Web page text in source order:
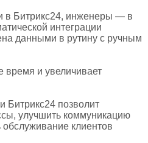
в Битрикс24, инженеры — в
интеграции
данными в рутину с ручным
время и увеличивает
Битрикс24 позволит
улучшить коммуникацию
клиентов